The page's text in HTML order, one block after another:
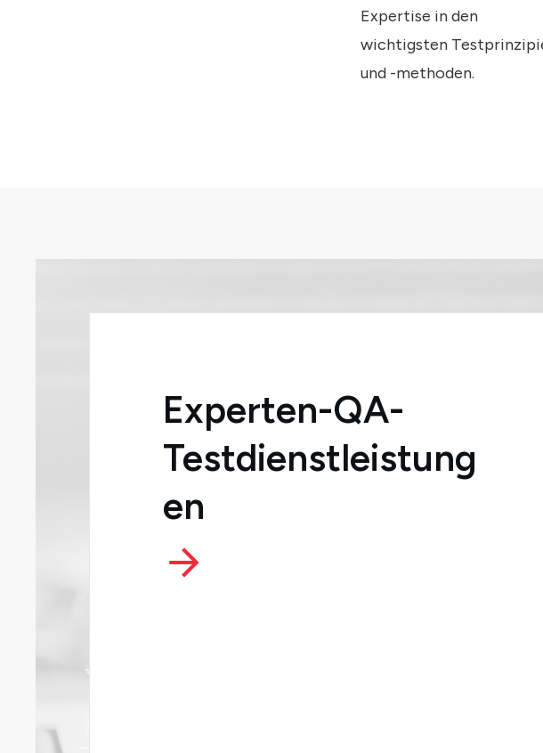
Expertise in den
wichtigsten
und -methoden.
Experten-QA-
Testdienstleistung
en